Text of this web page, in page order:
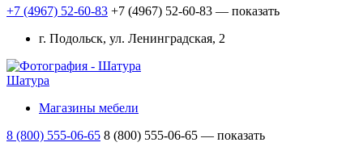
+7 (4967) 52-60-83 +7 (4967) 52-60-83 — показать
г. Подольск, ул. Ленинградская, 2
Шатура
Магазины мебели
8 (800) 555-06-65 8 (800) 555-06-65 — показать